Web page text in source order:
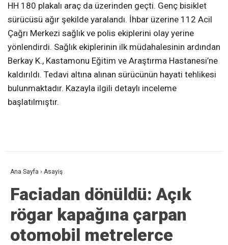
HH 180 plakalı araç da üzerinden geçti. Genç bisiklet
sürücüsü ağır şekilde yaralandı. İhbar üzerine 112 Acil
Çağrı Merkezi sağlık ve polis ekiplerini olay yerine
yönlendirdi. Sağlık ekiplerinin ilk müdahalesinin ardından
Berkay K., Kastamonu Eğitim ve Araştırma Hastanesi’ne
kaldırıldı. Tedavi altına alınan sürücünün hayati tehlikesi
bulunmaktadır. Kazayla ilgili detaylı inceleme
başlatılmıştır.
Ana Sayfa › Asayiş
Faciadan dönüldü: Açık
rögar kapağına çarpan
otomobil metrelerce